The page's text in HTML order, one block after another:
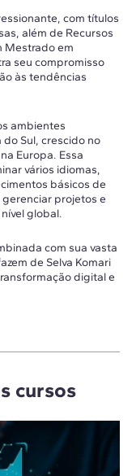
com títulos
além de Recursos
Mestrado em
seu compromisso
às tendências
ambientes
Sul, crescido no
Europa. Essa
vários idiomas,
básicos de
projetos e
global.
com sua vasta
de Selva Komari
digital e
cursos